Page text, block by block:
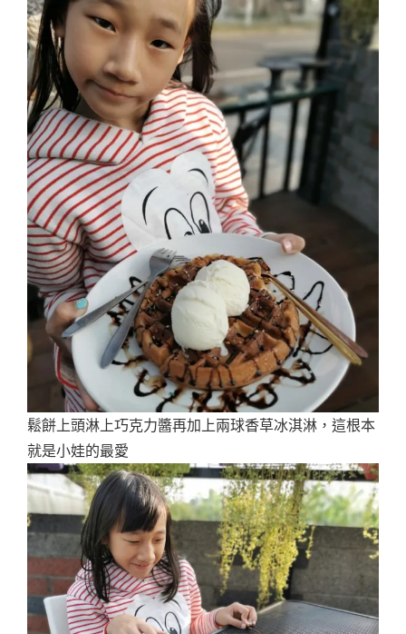
鬆餅上頭淋上巧克力醬再加上兩球香草冰淇淋，這根本
就是小娃的最愛